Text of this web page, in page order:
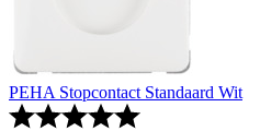
PEHA Stopcontact Standaard Wit